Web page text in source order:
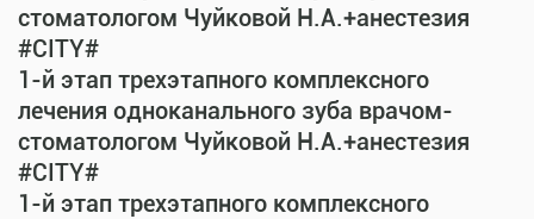
стоматологом Чуйковой Н.А.+анестезия
#CITY#
1-й этап трехэтапного комплексного
лечения одноканального зуба врачом-
стоматологом Чуйковой Н.А.+анестезия
#CITY#
1-й этап трехэтапного комплексного